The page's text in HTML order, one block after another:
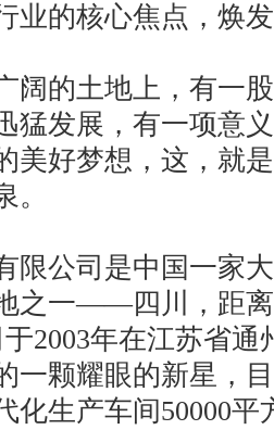
的核心焦点，焕发
的土地上，有一股
猛发展，有一项意
美好梦想，这，就
公司是中国一家大
之一——四川，距
2003年在江苏省
一颗耀眼的新星，
化生产车间50000